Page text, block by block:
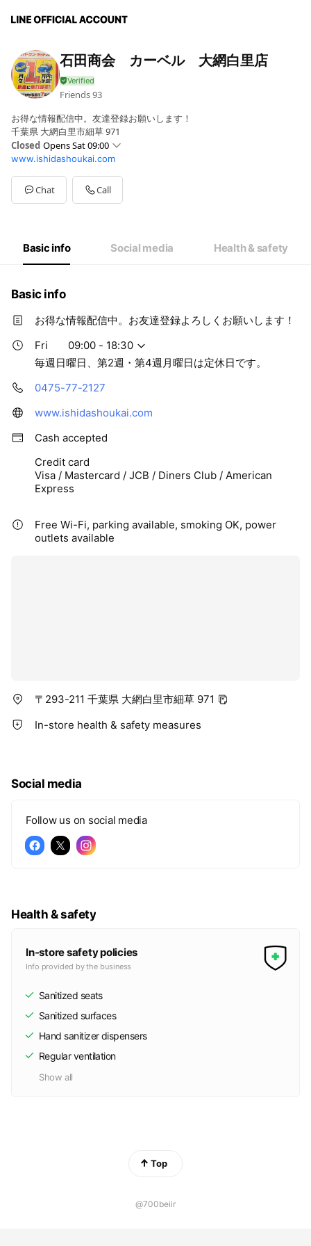
石田商会 カーベル 大網白里店
Friends93
お得な情報配信中。友達登録お願いします！
千葉県 大網白里市細草 971
Closed Opens Sat 09:00
SunClosed
Mon09:00 - 18:30
Tue09:00 - 18:30
Wed09:00 - 18:30
09:00 - 18:30
毎週日曜日、第2週・第4週月曜日は定休日です。
www.ishidashoukai.com
Chat Call
Basic info Social media Health & safety
Basic info
お得な情報配信中。お友達登録よろしくお願いします！
Fri
09:00 - 18:30
毎週日曜日、第2週・第4週月曜日は定休日です。
0475-77-2127
www.ishidashoukai.com
Cash accepted
Credit card
Visa / Mastercard / JCB / Diners Club / American
Express
Free Wi-Fi, parking available, smoking OK, power
outlets available
〒293-211 千葉県 大網白里市細草 971
In-store health & safety measures
Social media
Follow us on social media
Health & safety
In-store safety policies
Info provided by the business
Sanitized seats
Sanitized surfaces
Hand sanitizer dispensers
Regular ventilation
Show all
Top
@700beiir